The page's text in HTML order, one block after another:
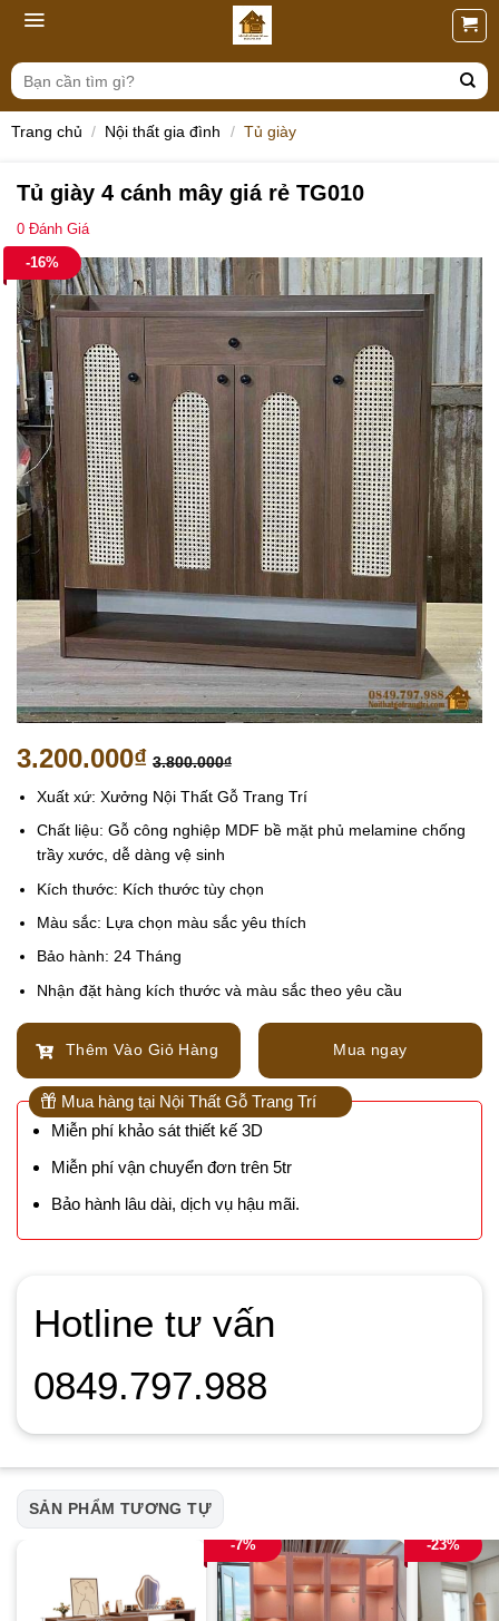
Skip
content
Tìm
kiếm:
Trang chủ / Nội thất gia đình / Tủ giày
Tủ giày 4 cánh mây giá rẻ TG010
0 Đánh Giá
-16%
3.200.000₫ 3.800.000₫
Xuất xứ: Xưởng Nội Thất Gỗ Trang Trí
Chất liệu: Gỗ công nghiệp MDF bề mặt phủ melamine chống
trầy xước, dễ dàng vệ sinh
Kích thước: Kích thước tùy chọn
Màu sắc: Lựa chọn màu sắc yêu thích
Bảo hành: 24 Tháng
Nhận đặt hàng kích thước và màu sắc theo yêu cầu
Thêm Vào Giỏ Hàng Mua ngay
Mua hàng tại Nội Thất Gỗ Trang Trí
Miễn phí khảo sát thiết kế 3D
Miễn phí vận chuyển đơn trên 5tr
Bảo hành lâu dài, dịch vụ hậu mãi.
Hotline tư vấn
0849.797.988
SẢN PHẨM TƯƠNG TỰ
-7% -23%